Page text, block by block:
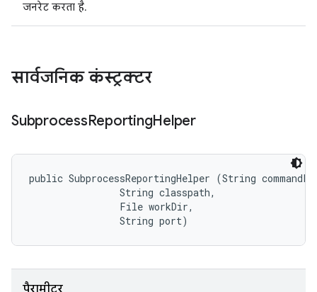
जनरेट करता है.
सार्वजनिक कंस्ट्रक्टर
SubprocessReportingHelper
public SubprocessReportingHelper (String
                String classpath,
                File workDir,
                String port)
पैरामीटर